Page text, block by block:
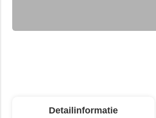
Detailinformatie